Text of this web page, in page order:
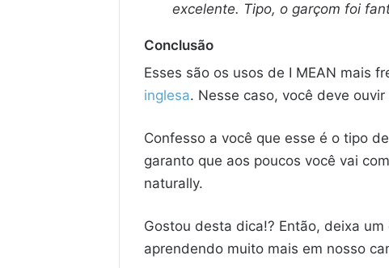
excelente. Tipo, o garçom foi
Conclusão
Esses são os usos de I MEAN mais
inglesa. Nesse caso, você deve
Confesso a você que esse é o tipo
garanto que aos poucos você vai
naturally.
Gostou desta dica!? Então, deixa
aprendendo muito mais em nosso